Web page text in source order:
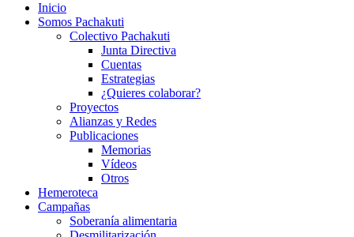
Inicio
Somos Pachakuti
Colectivo Pachakuti
Junta Directiva
Cuentas
Estrategias
¿Quieres colaborar?
Proyectos
Alianzas y Redes
Publicaciones
Memorias
Vídeos
Otros
Hemeroteca
Campañas
Soberanía alimentaria